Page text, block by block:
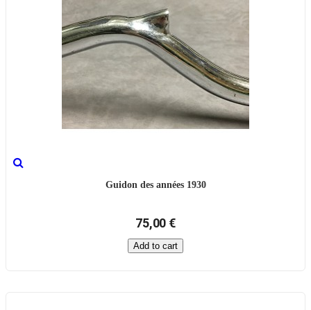
Guidon des années 1930
75,00 €
Add to cart